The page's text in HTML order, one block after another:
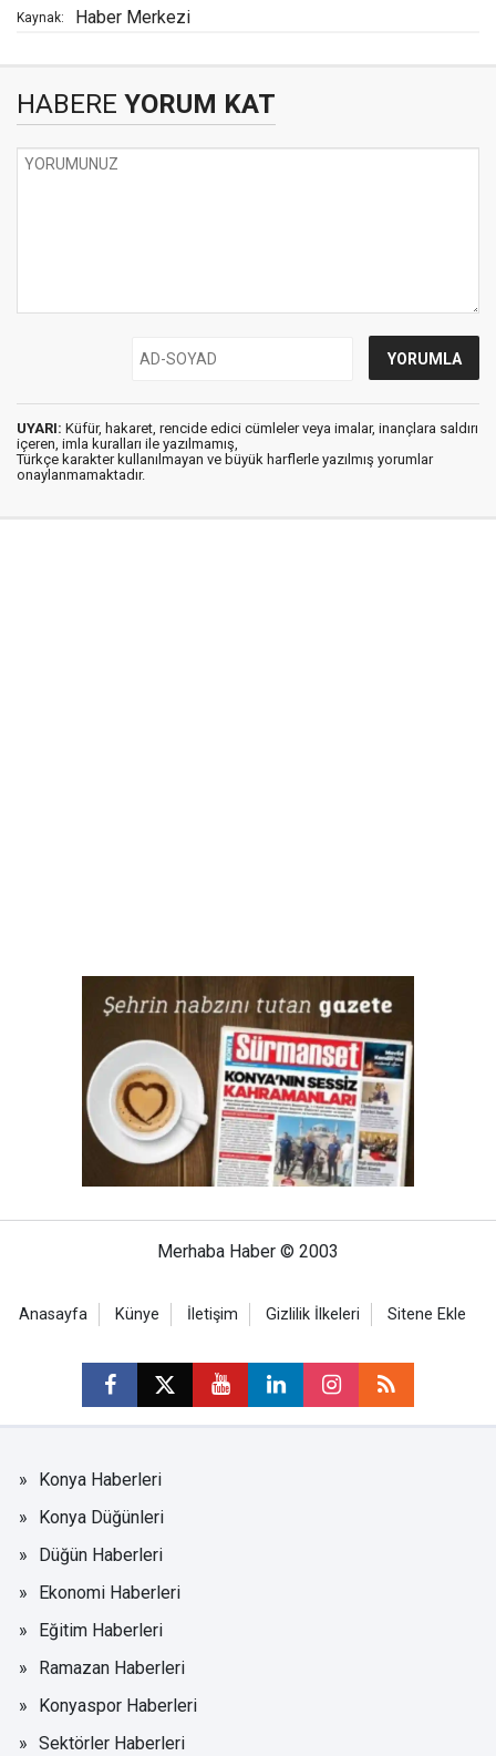
Kaynak: Haber Merkezi
HABERE YORUM KAT
UYARI: Küfür, hakaret, rencide edici cümleler veya imalar, inançlara saldırı
içeren, imla kuralları ile yazılmamış,
Türkçe karakter kullanılmayan ve büyük harflerle yazılmış yorumlar
onaylanmamaktadır.
Merhaba Haber © 2003
Anasayfa Künye İletişim Gizlilik İlkeleri Sitene Ekle
Konya Haberleri
Konya Düğünleri
Düğün Haberleri
Ekonomi Haberleri
Eğitim Haberleri
Ramazan Haberleri
Konyaspor Haberleri
Sektörler Haberleri